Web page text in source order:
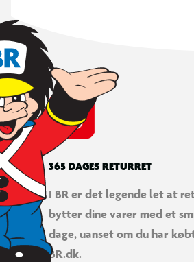
365 DAGES RETURRET
I BR er det legende let at
bytter dine varer med et
dage, uanset om du har
BR.dk.